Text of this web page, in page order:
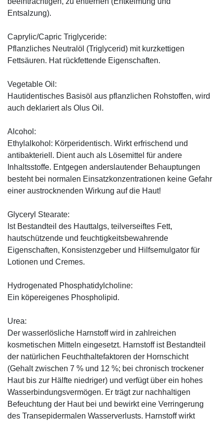
Entsalzung).
Caprylic/Capric Triglyceride:
Pflanzliches Neutralöl (Triglycerid) mit kurzkettigen
Fettsäuren. Hat rückfettende Eigenschaften.
Vegetable Oil:
Hautidentisches Basisöl aus pflanzlichen Rohstoffen, wird
auch deklariert als Olus Oil.
Alcohol:
Ethylalkohol: Körperidentisch. Wirkt erfrischend und
antibakteriell. Dient auch als Lösemittel für andere
Inhaltsstoffe. Entgegen anderslautender Behauptungen
besteht bei normalen Einsatzkonzentrationen keine Gefahr
einer austrocknenden Wirkung auf die Haut!
Glyceryl Stearate:
Ist Bestandteil des Hauttalgs, teilverseiftes Fett,
hautschützende und feuchtigkeitsbewahrende
Eigenschaften, Konsistenzgeber und Hilfsemulgator für
Lotionen und Cremes.
Hydrogenated Phosphatidylcholine:
Ein köpereigenes Phospholipid.
Urea:
Der wasserlösliche Harnstoff wird in zahlreichen
kosmetischen Mitteln eingesetzt. Harnstoff ist Bestandteil
der natürlichen Feuchthaltefaktoren der Hornschicht
(Gehalt zwischen 7 % und 12 %; bei chronisch trockener
Haut bis zur Hälfte niedriger) und verfügt über ein hohes
Wasserbindungsvermögen. Er trägt zur nachhaltigen
Befeuchtung der Haut bei und bewirkt eine Verringerung
des Transepidermalen Wasserverlusts. Harnstoff wirkt